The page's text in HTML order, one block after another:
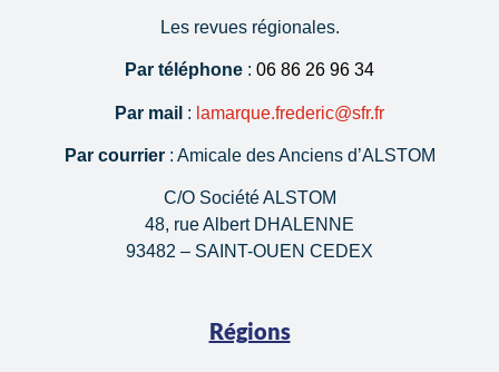
Les revues régionales.
Par téléphone : 06 86 26 96 34
Par mail : lamarque.frederic@sfr.fr
Par courrier: Amicale des Anciens d’ALSTOM
C/O Société ALSTOM
48, rue Albert DHALENNE
93482 – SAINT-OUEN CEDEX
Régions